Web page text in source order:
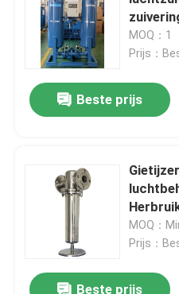
Videos
Ongeveer ons
Kwaliteitscontrole
Contacteer ons
Nieuws
MOQ：1
Prijs：
Beste prijs
MOQ：
Prijs：
Beste prijs